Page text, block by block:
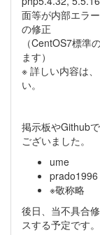
面等が内部エラ
の修正
（CentOS7標準
ます）
※ 詳しい内容は、
い。
掲示板やGithub
ございました。
ume
prado1996
※敬称略
後日、当不具合
スする予定です。